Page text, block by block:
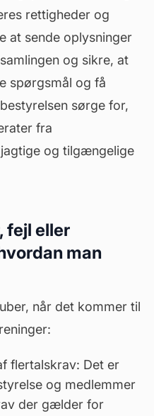
rettigheder og
at sende oplysninger
og sikre, at
spørgsmål og få
sørge for,
fra
og tilgængelige
fejl eller
man
når det kommer til
flertalskrav: Det er
og medlemmer
der gælder for